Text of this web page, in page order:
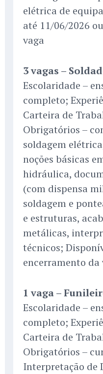
elétrica de
até 11/06/2026
vaga
3 vagas –
Escolaridade –
completo;
Carteira de
Obrigatórios –
soldagem
noções básicas
hidráulica,
(com dispensa
soldagem e
e estruturas,
metálicas,
técnicos;
encerramento da
1 vaga –
Escolaridade –
completo;
Carteira de
Obrigatórios –
Interpretação de